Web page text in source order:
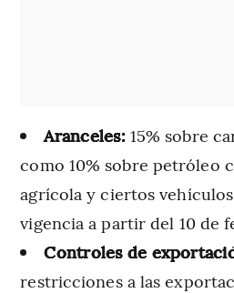
Aranceles: 15% sobre
como 10% sobre petróleo
agrícola y ciertos
vigencia a partir del 10 de
Controles de
restricciones a las